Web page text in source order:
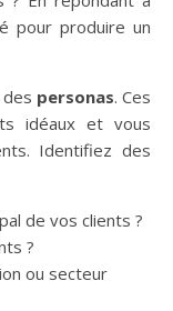
pour produire un
personas. Ces
idéaux et vous
Identifiez des
de vos clients ?
?
ou secteur